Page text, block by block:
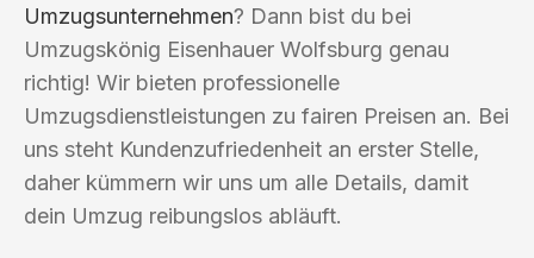
Umzugsunternehmen? Dann bist du bei
Umzugskönig Eisenhauer Wolfsburg genau
richtig! Wir bieten professionelle
Umzugsdienstleistungen zu fairen Preisen an. Bei
uns steht Kundenzufriedenheit an erster Stelle,
daher kümmern wir uns um alle Details, damit
dein Umzug reibungslos abläuft.